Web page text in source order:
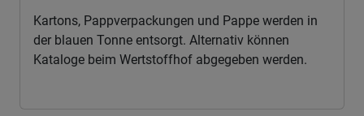
Kartons, Pappverpackungen und Pappe werden in
der blauen Tonne entsorgt. Alternativ können
Kataloge beim Wertstoffhof abgegeben werden.